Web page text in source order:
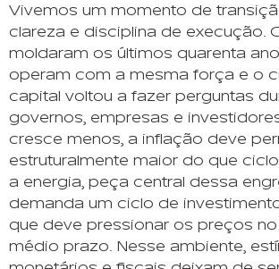
Vivemos um momento de
clareza e disciplina de execução.
moldaram os últimos quarenta
operam com a mesma força e o
capital voltou a fazer perguntas
governos, empresas e
cresce menos, a inflação deve
estruturalmente maior do que
a energia, peça central dessa
demanda um ciclo de
que deve pressionar os preços
médio prazo. Nesse ambiente,